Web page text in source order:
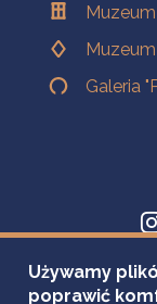
Galeria
Używamy
poprawić